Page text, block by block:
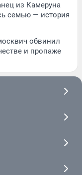
из Камеруна
семью — история
обвинил
и пропаже